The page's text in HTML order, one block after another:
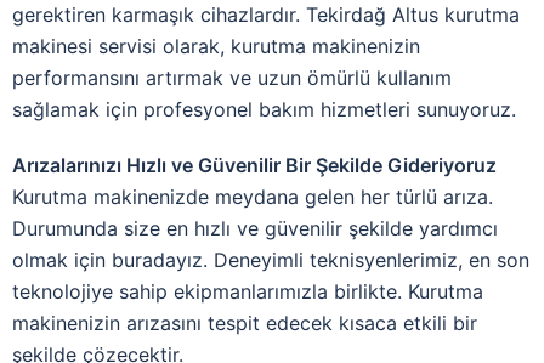
gerektiren karmaşık cihazlardır. Tekirdağ Altus kurutma
makinesi servisi olarak, kurutma makinenizin
performansını artırmak ve uzun ömürlü kullanım
sağlamak için profesyonel bakım hizmetleri sunuyoruz.
Arızalarınızı Hızlı ve Güvenilir Bir Şekilde Gideriyoruz
Kurutma makinenizde meydana gelen her türlü arıza.
Durumunda size en hızlı ve güvenilir şekilde yardımcı
olmak için buradayız. Deneyimli teknisyenlerimiz, en son
teknolojiye sahip ekipmanlarımızla birlikte. Kurutma
makinenizin arızasını tespit edecek kısaca etkili bir
şekilde çözecektir.